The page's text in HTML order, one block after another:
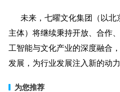
未来，七曜文化集团（以
主体）将继续秉持开放、合作
工智能与文化产业的深度融合
发展，为行业发展注入新的动
为您推荐